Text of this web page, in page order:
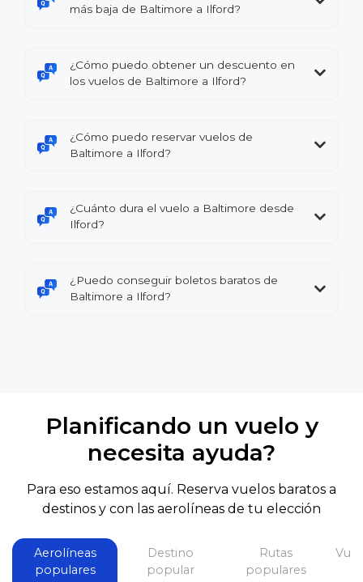
más baja de Baltimore a Ilford?
¿Cómo puedo obtener un descuento en
los vuelos de Baltimore a Ilford?
¿Cómo puedo reservar vuelos de
Baltimore a Ilford?
¿Cuánto dura el vuelo a Baltimore desde
Ilford?
¿Puedo conseguir boletos baratos de
Baltimore a Ilford?
Planificando un vuelo y
necesita ayuda?
Para eso estamos aquí. Reserva vuelos baratos a
destinos y con las aerolíneas de tu elección
Aerolíneas
populares
Destino
popular
Rutas
populares